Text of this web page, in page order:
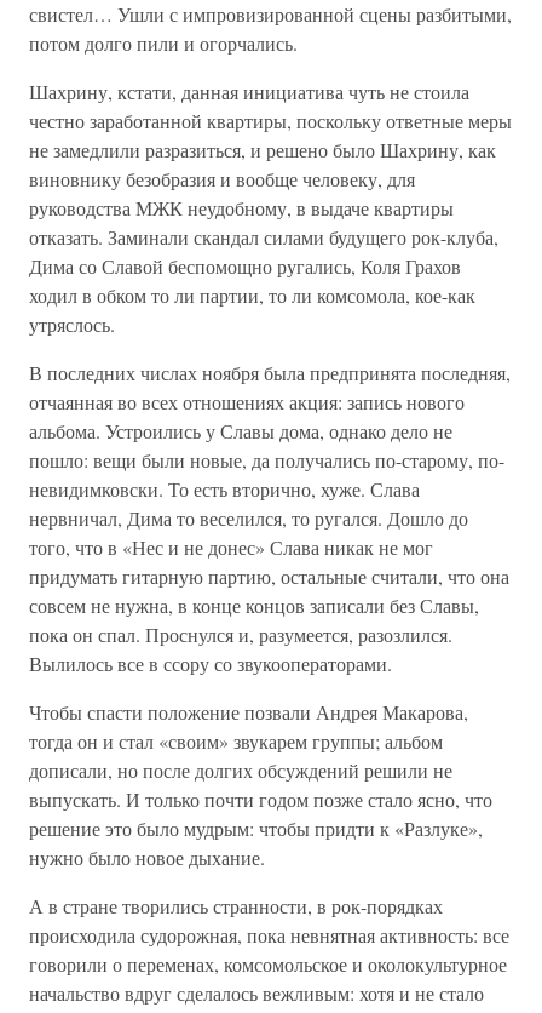
свистел… Ушли с импровизированной сцены разбитыми,
потом долго пили и огорчались.
Шахрину, кстати, данная инициатива чуть не стоила
честно заработанной квартиры, поскольку ответные меры
не замедлили разразиться, и решено было Шахрину, как
виновнику безобразия и вообще человеку, для
руководства МЖК неудобному, в выдаче квартиры
отказать. Заминали скандал силами будущего рок-клуба,
Дима со Славой беспомощно ругались, Коля Грахов
ходил в обком то ли партии, то ли комсомола, кое-как
утряслось.
В последних числах ноября была предпринята последняя,
отчаянная во всех отношениях акция: запись нового
альбома. Устроились у Славы дома, однако дело не
пошло: вещи были новые, да получались по-старому, по-
невидимковски. То есть вторично, хуже. Слава
нервничал, Дима то веселился, то ругался. Дошло до
того, что в «Нес и не донес» Слава никак не мог
придумать гитарную партию, остальные считали, что она
совсем не нужна, в конце концов записали без Славы,
пока он спал. Проснулся и, разумеется, разозлился.
Вылилось все в ссору со звукооператорами.
Чтобы спасти положение позвали Андрея Макарова,
тогда он и стал «своим» звукарем группы; альбом
дописали, но после долгих обсуждений решили не
выпускать. И только почти годом позже стало ясно, что
решение это было мудрым: чтобы придти к «Разлуке»,
нужно было новое дыхание.
А в стране творились странности, в рок-порядках
происходила судорожная, пока невнятная активность: все
говорили о переменах, комсомольское и околокультурное
начальство вдруг сделалось вежливым: хотя и не стало